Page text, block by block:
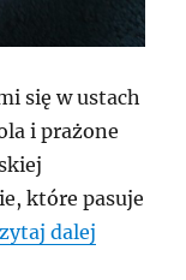
się w ustach
i prażone
które pasuje
dalej